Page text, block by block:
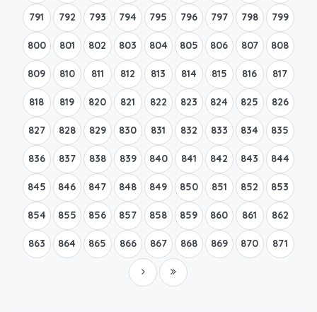
791 792 793 794 795 796 797 798 799
800 801 802 803 804 805 806 807 808
809 810 811 812 813 814 815 816 817
818 819 820 821 822 823 824 825 826
827 828 829 830 831 832 833 834 835
836 837 838 839 840 841 842 843 844
845 846 847 848 849 850 851 852 853
854 855 856 857 858 859 860 861 862
863 864 865 866 867 868 869 870 871